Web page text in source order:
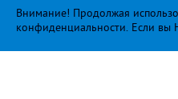
Внимание! Продолжая
конфиденциальности. Если вы